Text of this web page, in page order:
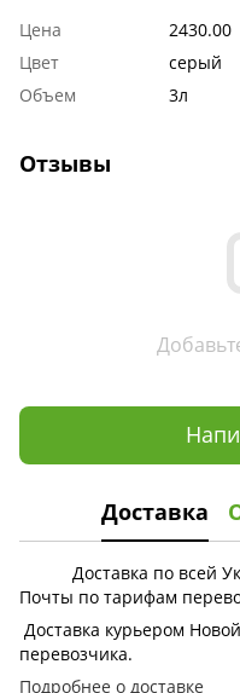
Цена
2430.00
Цвет
серый
Объем
3л
Отзывы
Доставка
Доставка по всей
Почты по тарифам
Доставка курьером
перевозчика.
Подробнее о доставке